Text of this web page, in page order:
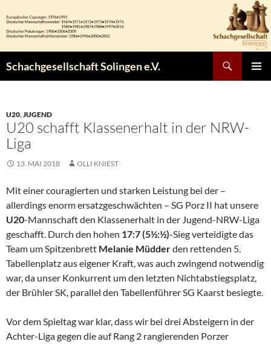
Inhalt
springen
Schachgesellschaft Solingen e.V.
U20,JUGEND
U20 schafft Klassenerhalt in der NRW-
Liga
13. MAI 2018 OLLI KNIEST
Mit einer couragierten und starken Leistung bei der –
allerdings enorm ersatzgeschwächten – SG Porz II hat unsere
U20-Mannschaft den Klassenerhalt in der Jugend-NRW-Liga
geschafft. Durch den hohen 17:7 (5½:½)-Sieg verteidigte das
Team um Spitzenbrett Melanie Müdderden rettenden 5.
Tabellenplatz aus eigener Kraft, was auch zwingend notwendig
war, da unser Konkurrent um den letzten Nichtabstiegsplatz,
der Brühler SK, parallel den Tabellenführer SG Kaarst besiegte.
Vor dem Spieltag war klar, dass wir bei drei Absteigern in der
Achter-Liga gegen die auf Rang 2 rangierenden Porzer